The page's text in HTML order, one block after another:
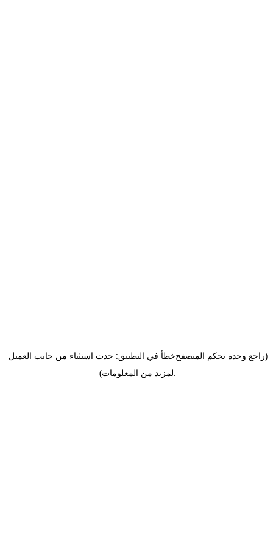
خطأ في التطبيق: حدث استثناء من جانب العميل(راجع وحدة تحكم المتصفح
لمزيد من المعلومات).